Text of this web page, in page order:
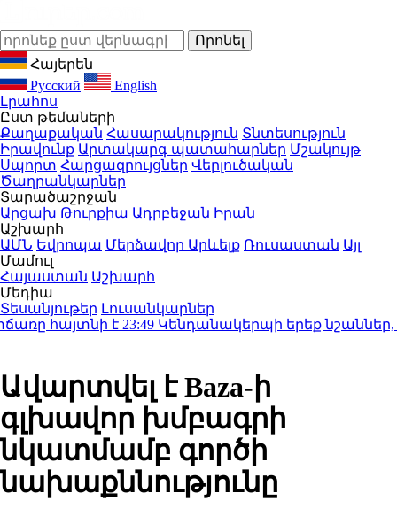
Հայերեն
Русский
English
Լրահոս
Ըստ թեմաների
Քաղաքական Հասարակություն Տնտեսություն
Իրավունք Արտակարգ պատահարներ Մշակույթ
Սպորտ Հարցազրույցներ Վերլուծական
Ծաղրանկարներ
Տարածաշրջան
Արցախ Թուրքիա Ադրբեջան Իրան
Աշխարհ
ԱՄՆ Եվրոպա Մերձավոր Արևելք Ռուսաստան Այլ
Մամուլ
Հայաստան Աշխարհ
Մեդիա
Տեսանյութեր Լուսանկարներ
հայտնի է23:49Կենդանակերպի երեք նշաններ,
Ավարտվել է Baza-ի
գլխավոր խմբագրի
նկատմամբ գործի
նախաքննությունը